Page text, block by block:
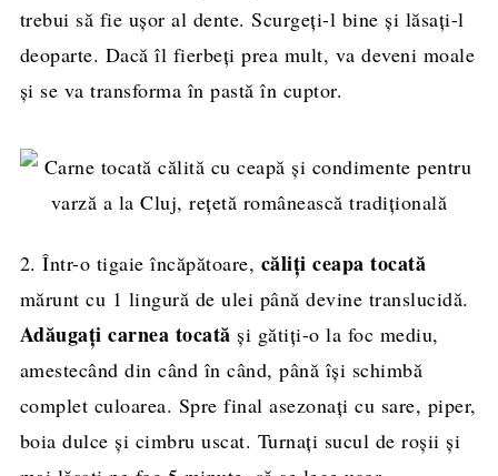
trebui să fie ușor al dente. Scurgeți-l bine și lăsați-l
deoparte. Dacă îl fierbeți prea mult, va deveni moale
și se va transforma în pastă în cuptor.
2. Într-o tigaie încăpătoare, căliți ceapa tocată
mărunt cu 1 lingură de ulei până devine translucidă.
Adăugați carnea tocată și gătiți-o la foc mediu,
amestecând din când în când, până își schimbă
complet culoarea. Spre final asezonați cu sare, piper,
boia dulce și cimbru uscat. Turnați sucul de roșii și